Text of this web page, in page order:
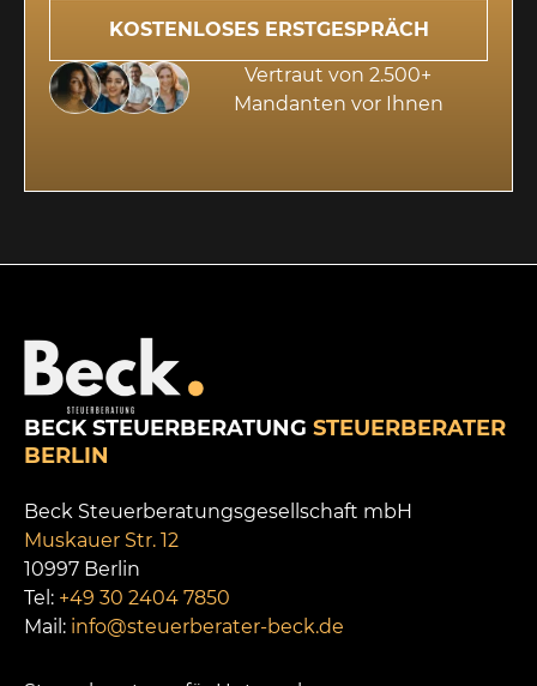
KOSTENLOSES ERSTGESPRÄCH
Vertraut von 2.500+
Mandanten vor Ihnen
BECK STEUERBERATUNG STEUERBERATER
BERLIN
Beck Steuerberatungsgesellschaft mbH
Muskauer Str. 12
10997 Berlin
Tel: +49 30 2404 7850
Mail: info@steuerberater-beck.de